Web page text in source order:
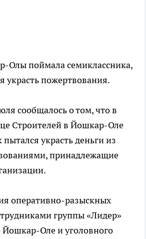
Олы поймала семиклассника,
украсть пожертвования.
сообщалось о том, что в
Строителей в Йошкар-Оле
украсть деньги из
принадлежащие
оперативно-разыскных
группы «Лидер»
Оле и уголовного